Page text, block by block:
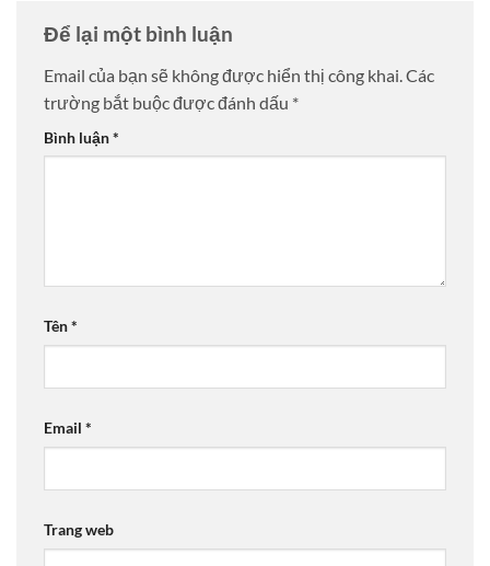
Để lại một bình luận
Email của bạn sẽ không được hiển thị công khai. Các
trường bắt buộc được đánh dấu *
Bình luận*
Tên*
Email *
Trang web